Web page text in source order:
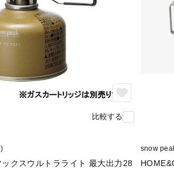
比較する
クスウルトラライト 最大出力28
snow